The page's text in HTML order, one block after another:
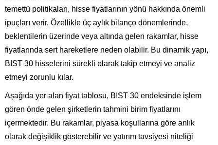
temettü politikaları, hisse fiyatlarının yönü hakkında önemli
ipuçları verir. Özellikle üç aylık bilanço dönemlerinde,
beklentilerin üzerinde veya altında gelen rakamlar, hisse
fiyatlarında sert hareketlere neden olabilir. Bu dinamik yapı,
BIST 30 hisselerini sürekli olarak takip etmeyi ve analiz
etmeyi zorunlu kılar.
Aşağıda yer alan fiyat tablosu, BIST 30 endeksinde işlem
gören önde gelen şirketlerin tahmini birim fiyatlarını
içermektedir. Bu rakamlar, piyasa koşullarına göre anlık
olarak değişiklik gösterebilir ve yatırım tavsiyesi niteliği